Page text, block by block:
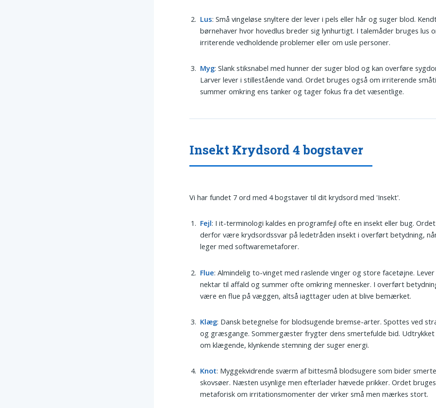
Lus: Små vingeløse snyltere der lever i pels eller hår og suger blod.
børnehaver hvor hovedlus breder sig lynhurtigt. I talemåder bruges lus
irriterende vedholdende problemer eller om usle personer.
Myg: Slank stiksnabel med hunner der suger blod og kan overføre
Larver lever i stillestående vand. Ordet bruges også om irriterende
summer omkring ens tanker og tager fokus fra det væsentlige.
Insekt Krydsord 4 bogstaver
Vi har fundet 7 ord med 4 bogstaver til dit krydsord med 'Insekt'.
Fejl: I it-terminologi kaldes en programfejl ofte en insekt eller bug. Ordet
derfor være krydsordssvar på ledetråden insekt i overført betydning,
leger med softwaremetaforer.
Flue: Almindelig to-vinget med raslende vinger og store facetøjne.
nektar til affald og summer ofte omkring mennesker. I overført
være en flue på væggen, altså iagttager uden at blive bemærket.
Klæg: Dansk betegnelse for blodsugende bremse-arter. Spottes ved
og græsgange. Sommergæster frygter dens smertefulde bid. Udtrykket
om klægende, klynkende stemning der suger energi.
Knot: Myggekvidrende sværm af bittesmå blodsugere som bider
skovsøer. Næsten usynlige men efterlader hævede prikker. Ordet
metaforisk om irritationsmomenter der virker små men mærkes stort.